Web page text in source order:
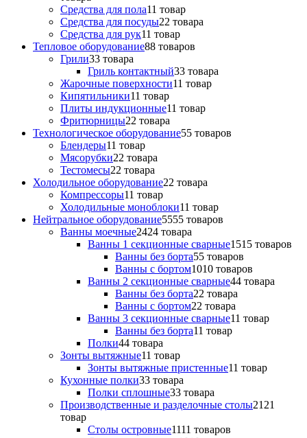
Средства для пола11 товар
Средства для посуды22 товара
Средства для рук11 товар
Тепловое оборудование88 товаров
Грили33 товара
Гриль контактный33 товара
Жарочные поверхности11 товар
Кипятильники11 товар
Плиты индукционные11 товар
Фритюрницы22 товара
Технологическое оборудование55 товаров
Блендеры11 товар
Мясорубки22 товара
Тестомесы22 товара
Холодильное оборудование22 товара
Компрессоры11 товар
Холодильные моноблоки11 товар
Нейтральное оборудование5555 товаров
Ванны моечные2424 товара
Ванны 1 секционные сварные1515 товаров
Ванны без борта55 товаров
Ванны с бортом1010 товаров
Ванны 2 секционные сварные44 товара
Ванны без борта22 товара
Ванны с бортом22 товара
Ванны 3 секционные сварные11 товар
Ванны без борта11 товар
Полки44 товара
Зонты вытяжные11 товар
Зонты вытяжные пристенные11 товар
Кухонные полки33 товара
Полки сплошные33 товара
Производственные и разделочные столы21 21
товар
Столы островные1111 товаров